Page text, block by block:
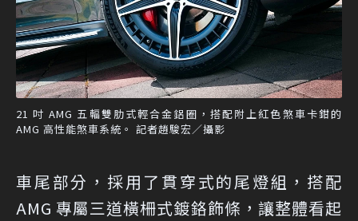
21 吋 AMG 五輻雙肋式輕合金鋁圈，搭配附上紅色煞車卡鉗的
AMG 高性能煞車系統。 記者趙駿宏／攝影
車尾部分，採用了貫穿式的尾燈組，搭配
AMG 專屬三道橫柵式鍍鉻飾條，讓整體看起